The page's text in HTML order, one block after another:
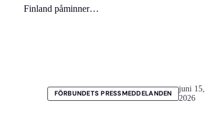
Finland påminner…
FÖRBUNDETS PRESSMEDDELANDEN
juni 15,
2026